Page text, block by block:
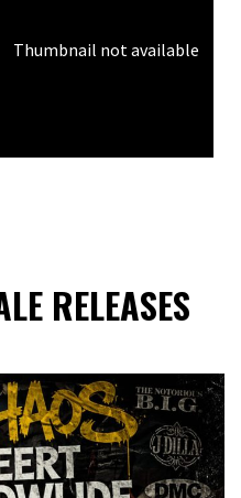
Thumbnail not available
RELEASES